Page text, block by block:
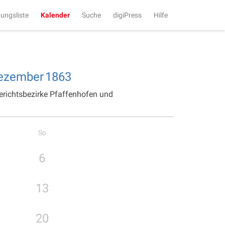
Kalender Suche digiPress Hilfe
1863
Pfaffenhofen und
So
6
13
20